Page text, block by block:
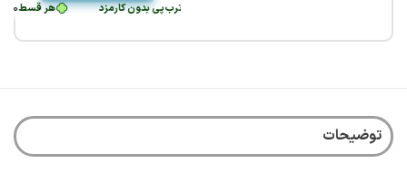
هر قسط خرید قسطی با ترب‌پی بدون کارمزد
هر قسط120,000تومان • خرید قسطی با
خرید قسطی با ترب‌پی بدون کارمزد
هر قسط67,500تومان خرید قسطی با ترب‌پی بدون کارمزد
هر قسط
توضیحات